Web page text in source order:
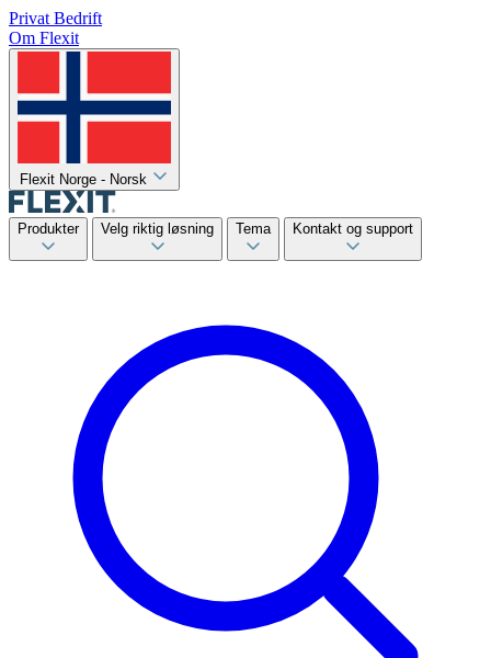
Privat Bedrift
Om Flexit
Flexit Norge - Norsk
Produkter Velg riktig løsning Tema Kontakt og support